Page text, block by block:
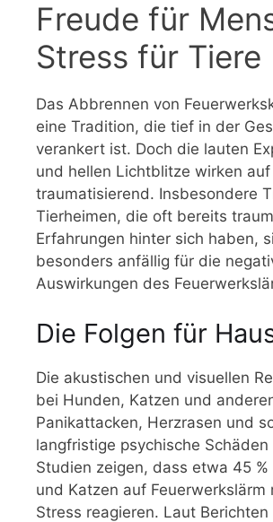
Freude für
Stress für Tiere
Das Abbrennen von
eine Tradition, die tief in der
verankert ist. Doch die lauten
und hellen Lichtblitze wirken
traumatisierend. Insbesondere
Tierheimen, die oft bereits
Erfahrungen hinter sich haben,
besonders anfällig für die
Auswirkungen des
Die Folgen für
Die akustischen und visuellen
bei Hunden, Katzen und
Panikattacken, Herzrasen und
langfristige psychische Schäden
Studien zeigen, dass etwa 45
und Katzen auf Feuerwerkslärm
Stress reagieren. Laut Berichten